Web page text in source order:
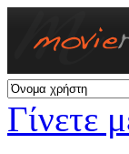
Γίνετε